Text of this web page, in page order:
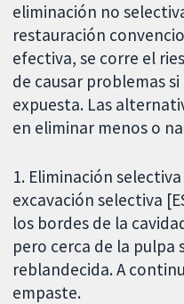
eliminación no
restauración
efectiva, se corre el
de causar problemas
expuesta. Las
en eliminar menos o
1. Eliminación
excavación selectiva
los bordes de la
pero cerca de la pulpa
reblandecida. A
empaste.